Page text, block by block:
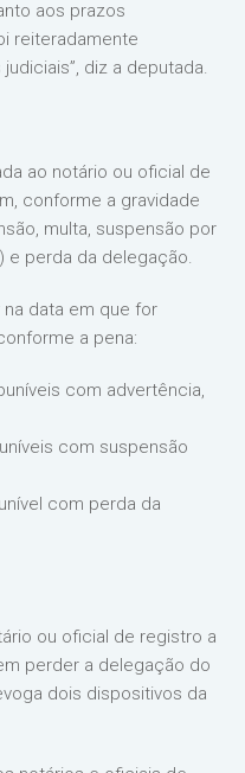
aos prazos
reiteradamente
diz a deputada.
ao notário ou oficial de
conforme a gravidade
multa, suspensão por
e perda da delegação.
data em que for
a pena:
com advertência,
com suspensão
com perda da
ou oficial de registro a
perder a delegação do
dois dispositivos da